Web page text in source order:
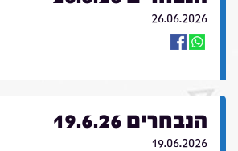
26.06.2026
הנבחרים 19.6.26
19.06.2026